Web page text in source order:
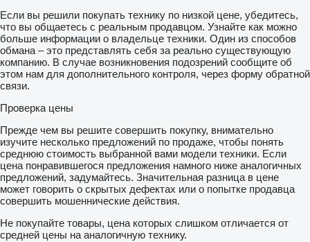
Если вы решили покупать технику по низкой цене, убедитесь,
что вы общаетесь с реальным продавцом. Узнайте как можно
больше информации о владельце техники. Один из способов
обмана – это представлять себя за реально существующую
компанию. В случае возникновения подозрений сообщите об
этом нам для дополнительного контроля, через форму обратной
связи.
Проверка цены
Прежде чем вы решите совершить покупку, внимательно
изучите несколько предложений по продаже, чтобы понять
среднюю стоимость выбранной вами модели техники. Если
цена понравившегося предложения намного ниже аналогичных
предложений, задумайтесь. Значительная разница в цене
может говорить о скрытых дефектах или о попытке продавца
совершить мошеннические действия.
Не покупайте товары, цена которых слишком отличается от
средней цены на аналогичную технику.